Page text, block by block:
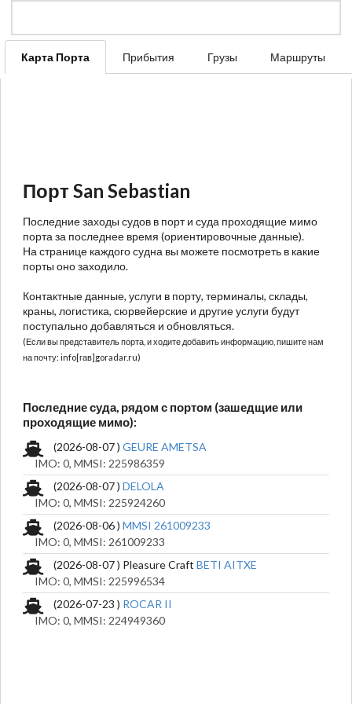
Карта Порта Прибытия Грузы Маршруты
Порт San Sebastian
Последние заходы судов в порт и суда проходящие мимо
порта за последнее время (ориентировочные данные).
На странице каждого судна вы можете посмотреть в какие
порты оно заходило.
Контактные данные, услуги в порту, терминалы, склады,
краны, логистика, сюрвейерские и другие услуги будут
поступально добавляться и обновляться.
(Если вы представитель порта, и ходите добавить информацию, пишите нам
на почту: info[гав]goradar.ru)
Последние суда, рядом с портом (зашедщие или
проходящие мимо):
(2026-08-07 ) GEURE AMETSA
IMO: 0, MMSI: 225986359
(2026-08-07 ) DELOLA
IMO: 0, MMSI: 225924260
(2026-08-06 ) MMSI 261009233
IMO: 0, MMSI: 261009233
(2026-08-07 ) Pleasure Craft BETI AITXE
IMO: 0, MMSI: 225996534
(2026-07-23 ) ROCAR II
IMO: 0, MMSI: 224949360